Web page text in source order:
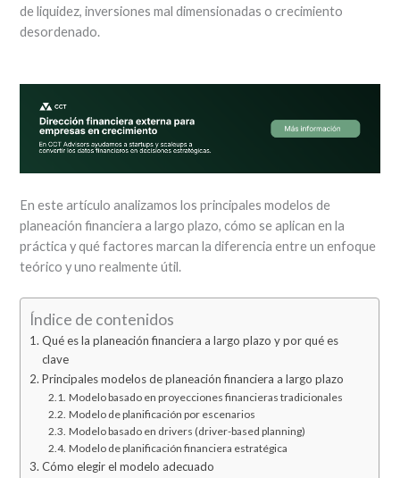
de liquidez, inversiones mal dimensionadas o crecimiento
desordenado.
En este artículo analizamos los principales modelos de
planeación financiera a largo plazo, cómo se aplican en la
práctica y qué factores marcan la diferencia entre un enfoque
teórico y uno realmente útil.
Índice de contenidos
Qué es la planeación financiera a largo plazo y por qué es
clave
Principales modelos de planeación financiera a largo plazo
Modelo basado en proyecciones financieras tradicionales
Modelo de planificación por escenarios
Modelo basado en drivers (driver-based planning)
Modelo de planificación financiera estratégica
Cómo elegir el modelo adecuado